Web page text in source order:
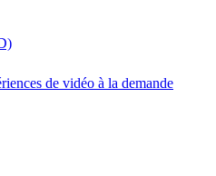
de vidéo à la demande